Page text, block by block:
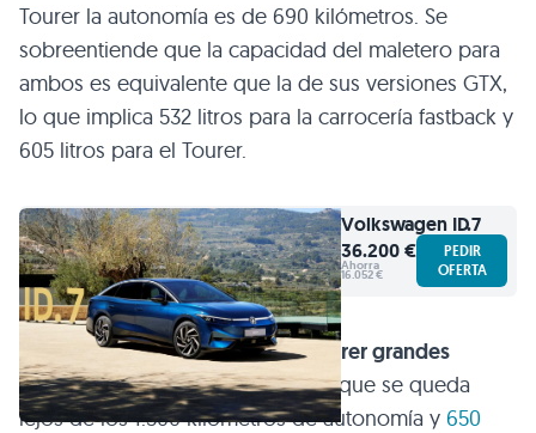
Tourer la autonomía es de 690 kilómetros. Se
sobreentiende que la capacidad del maletero para
ambos es equivalente que la de sus versiones GTX,
lo que implica 532 litros para la carrocería fastback y
605 litros para el Tourer.
Volkswagen ID.7
36.200 €
Ahorra
16.052 €
PEDIR
OFERTA
Con estas cifras escapaz de recorrer grandes
distancias con una sola carga, aunque se queda
lejos de los 1.300 kilómetros de autonomía y 650